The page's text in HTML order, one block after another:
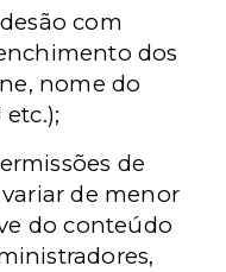
com
dos
nome do
de
de menor
do conteúdo